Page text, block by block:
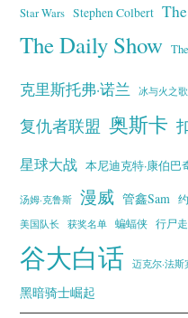
Star Wars Stephen Colbert
The Daily Show
克里斯托弗·诺兰 冰与火之歌
复仇者联盟 奥斯卡
星球大战 本尼迪克特·康伯巴
汤姆·克鲁斯 漫威 管鑫Sam
美国队长
获奖名单 蝙蝠侠 行尸
谷大白话 迈克尔·法斯
黑暗骑士崛起